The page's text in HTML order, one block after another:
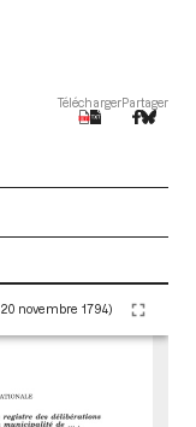
TéléchargerPartager
novembre 1794)